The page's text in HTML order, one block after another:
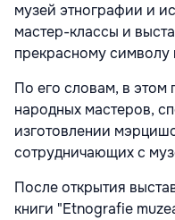
музей этнографии и
мастер-классы и
прекрасному символу
По его словам, в этом
народных мастеров,
изготовлении
сотрудничающих с
После открытия
книги "Etnografie